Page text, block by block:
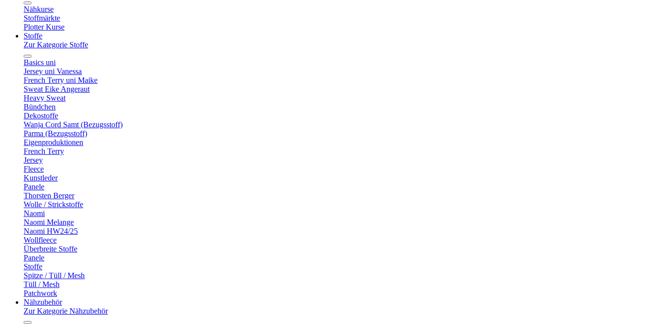
Nähkurse
Stoffmärkte
Plotter Kurse
Stoffe
Zur Kategorie Stoffe
Basics uni
Jersey uni Vanessa
French Terry uni Maike
Sweat Eike Angeraut
Heavy Sweat
Bündchen
Dekostoffe
Wanja Cord Samt (Bezugsstoff)
Parma (Bezugsstoff)
Eigenproduktionen
French Terry
Jersey
Fleece
Kunstleder
Panele
Thorsten Berger
Wolle / Strickstoffe
Naomi
Naomi Melange
Naomi HW24/25
Wollfleece
Überbreite Stoffe
Panele
Stoffe
Spitze / Tüll / Mesh
Tüll / Mesh
Patchwork
Nähzubehör
Zur Kategorie Nähzubehör